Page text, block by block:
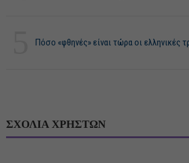
Πόσο «φθηνές» είναι τώρα οι ελληνικές
ΣΧΟΛΙΑ ΧΡΗΣΤΩΝ